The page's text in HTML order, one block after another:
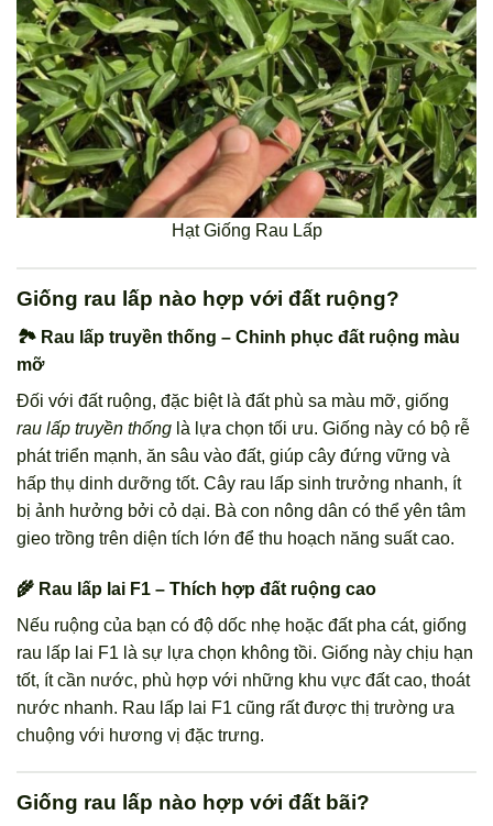
Hạt Giống Rau Lấp
Giống rau lấp nào hợp với đất ruộng?
🏞️ Rau lấp truyền thống – Chinh phục đất ruộng màu
mỡ
Đối với đất ruộng, đặc biệt là đất phù sa màu mỡ, giống
rau lấp truyền thống là lựa chọn tối ưu. Giống này có bộ rễ
phát triển mạnh, ăn sâu vào đất, giúp cây đứng vững và
hấp thụ dinh dưỡng tốt. Cây rau lấp sinh trưởng nhanh, ít
bị ảnh hưởng bởi cỏ dại. Bà con nông dân có thể yên tâm
gieo trồng trên diện tích lớn để thu hoạch năng suất cao.
🌾 Rau lấp lai F1 – Thích hợp đất ruộng cao
Nếu ruộng của bạn có độ dốc nhẹ hoặc đất pha cát, giống
rau lấp lai F1 là sự lựa chọn không tồi. Giống này chịu hạn
tốt, ít cần nước, phù hợp với những khu vực đất cao, thoát
nước nhanh. Rau lấp lai F1 cũng rất được thị trường ưa
chuộng với hương vị đặc trưng.
Giống rau lấp nào hợp với đất bãi?